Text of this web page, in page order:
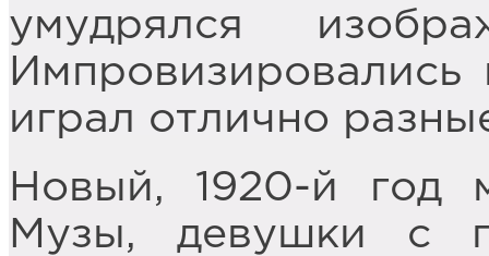
умудрялся
играл отлично
Новый, 1920-й год
Музы, девушки с